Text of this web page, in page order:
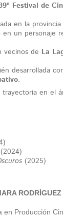
Festival de
en la
un personaje
vecinos de La
desarrollada
.
trayectoria en el
(2025)
en Producción